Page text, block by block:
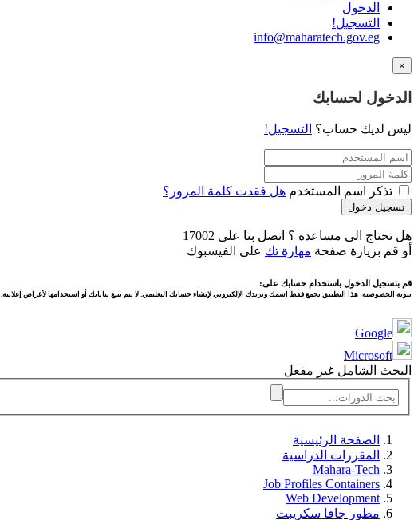
الدخول
التسجيل!
info@maharatech.gov.eg
×
الدخول لحسابك
ليس لديك حساب؟ التسجيل!
تذكر اسم المستخدم هل فقدت كلمة المرور؟
تسجيل دخول
هل تحتاج الى مساعدة ؟ اتصل بنا على 17002
أو قم بزيارة صفحة مهارة تك على الفيسبوك
قم بتسجيل الدخول باستخدام حسابك على:
تنويه الخصوصية: هذا التطبيق يجمع فقط اسمك وبريدك الإلكتروني لإنشاء حسابك التعليمي. لا يتم تتبع بياناتك أو استخدامها لأغراض إعلانية.
Google
Microsoft
البحث الشامل غير مفعل
الصفحة الرئيسية
المقررات الدراسية
Mahara-Tech
Job Profiles Containers
Web Development
مطور جافا سكريبت